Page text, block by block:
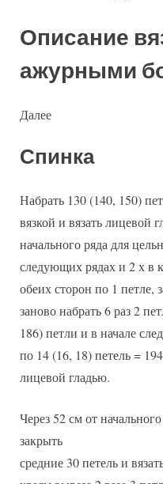
Описание
ажурными
Далее
Спинка
Набрать 130 (140, 150)
вязкой и вязать лицевой
начального ряда для
следующих рядах и 2 х в
обеих сторон по 1 петле,
заново набрать 6 раз 2
186) петли и в начале
по 14 (16, 18) петель =
лицевой гладью.
Через 52 см от
закрыть
средние 30 петель и